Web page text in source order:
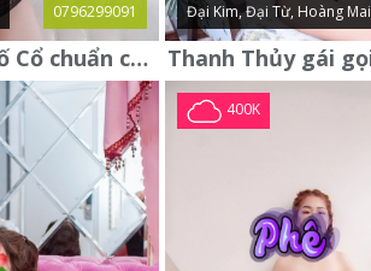
0796299091
Yến Nhi gái gọi Phố Cổ chuẩn chất ngon ngoan xinh yêu lần đầu lên
Đại Kim, Đại Từ, Hoàng Mai
400K